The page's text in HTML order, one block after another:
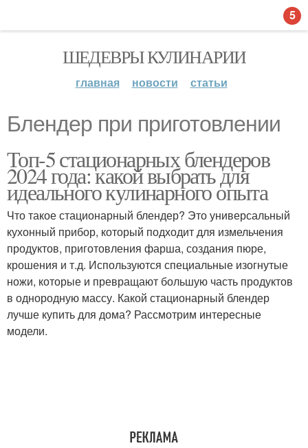
ШЕДЕВРЫ КУЛИНАРИИ
главная новости статьи
Блендер при приготовлении
Топ-5 стационарных блендеров
2024 года: какой выбрать для
идеального кулинарного опыта
Что такое стационарный блендер? Это универсальный
кухонный прибор, который подходит для измельчения
продуктов, приготовления фарша, создания пюре,
крошения и т.д. Используются специальные изогнутые
ножи, которые и превращают большую часть продуктов
в однородную массу. Какой стационарный блендер
лучше купить для дома? Рассмотрим интересные
модели.
5